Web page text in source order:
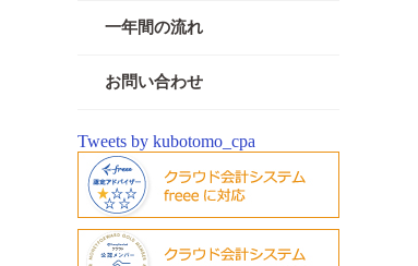
一年間の流れ
お問い合わせ
Tweets by kubotomo_cpa